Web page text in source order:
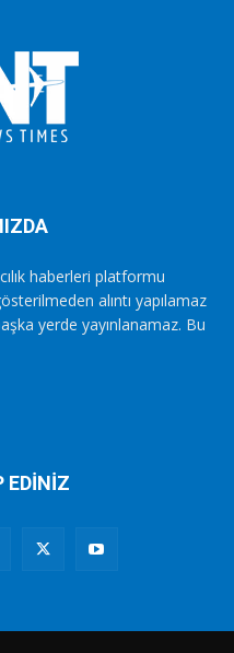
haberleri platformu
alıntı yapılamaz
yerde yayınlanamaz. Bu
EDİNİZ